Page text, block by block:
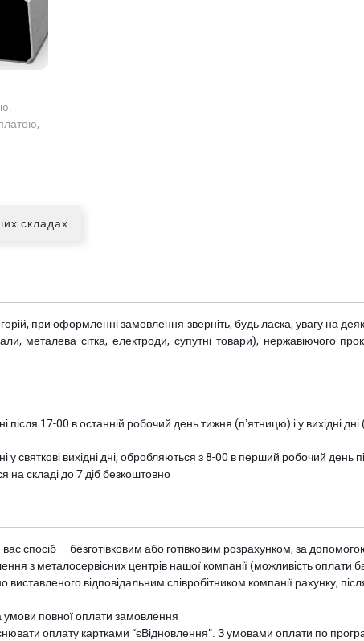
складах
при оформленні замовлення зверніть, будь ласка, увагу на
металева сітка, електроди, супутні товари), нержавіючого
після 17-00 в останній робочий день тижня (пʼятницю) і у вихідні
у святкові вихідні дні, обробляються з 8-00 в перший робочий день
на складі до 7 діб безкоштовно
спосіб — безготівковим або готівковим розрахунком, за
з металосервісних центрів нашої компанії (можливість оплати
виставленого відповідальним співробітником компанії рахунку,
умови повної оплати замовлення
оплату картками “єВідновлення”. З умовами оплати по